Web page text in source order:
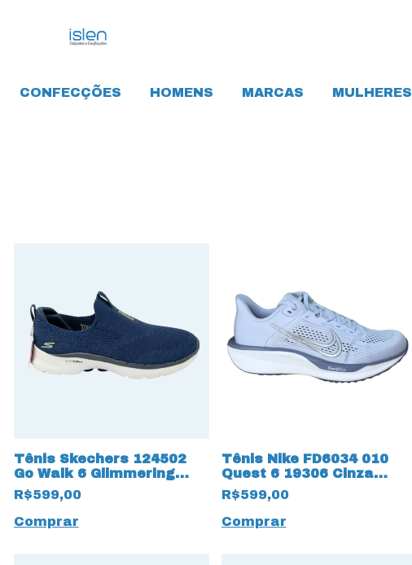
CONFECÇÕES HOMENS MARCAS MULHERES
Tênis Skechers 124502
Go Walk 6 Glimmering
13564 com Hyper Pillars
R$599,00
Comprar
Tênis Nike FD6034 010
Quest 6 19306 Cinza
Metálico
R$599,00
Comprar